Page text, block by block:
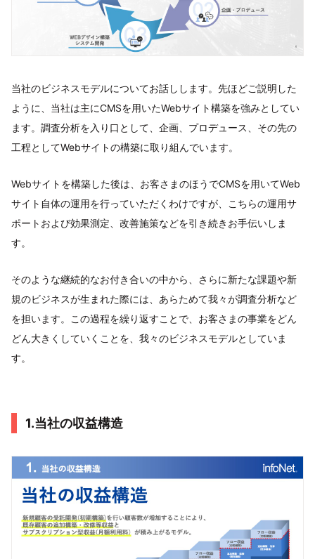
当社のビジネスモデルについてお話しします。先ほどご説明した
ように、当社は主にCMSを用いたWebサイト構築を強みとしてい
ます。調査分析を入り口として、企画、プロデュース、その先の
工程としてWebサイトの構築に取り組んでいます。
Webサイトを構築した後は、お客さまのほうでCMSを用いてWeb
サイト自体の運用を行っていただくわけですが、こちらの運用サ
ポートおよび効果測定、改善施策などを引き続きお手伝いしま
す。
そのような継続的なお付き合いの中から、さらに新たな課題や新
規のビジネスが生まれた際には、あらためて我々が調査分析など
を担います。この過程を繰り返すことで、お客さまの事業をどん
どん大きくしていくことを、我々のビジネスモデルとしていま
す。
1.当社の収益構造